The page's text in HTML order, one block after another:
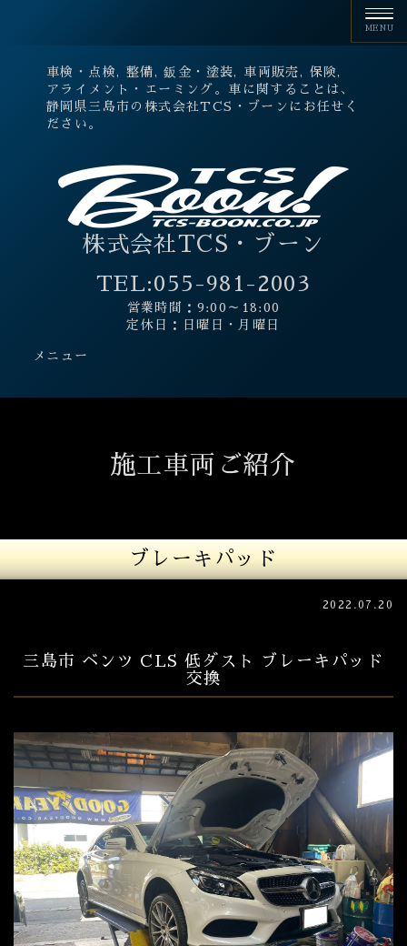
車検・点検, 整備, 鈑金・塗装, 車両販売, 保険,
アライメント・エーミング。車に関することは、
静岡県三島市の株式会社TCS・ブーンにお任せく
ださい。
株式会社TCS・ブーン
TEL:055-981-2003
営業時間：9:00～18:00
定休日：日曜日・月曜日
メニュー
施工車両ご紹介
ブレーキパッド
2022.07.20
三島市 ベンツ CLS 低ダスト ブレーキパッド
交換